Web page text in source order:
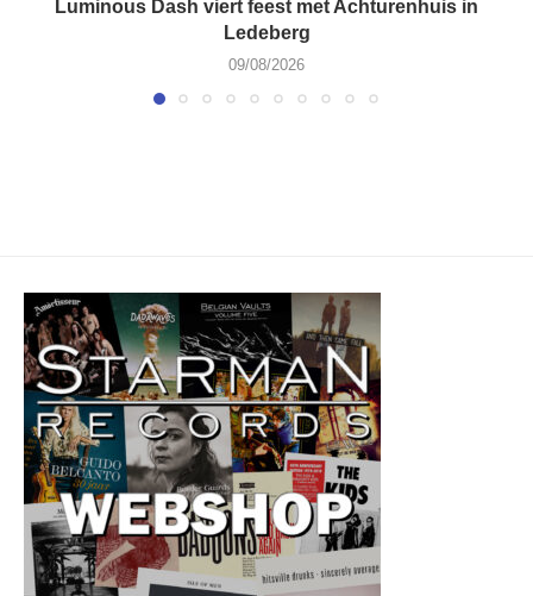
Luminous Dash viert feest met Achturenhuis in
Ledeberg
09/08/2026